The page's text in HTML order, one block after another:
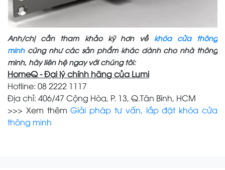
Anh/chị cần tham khảo kỹ hơn về khóa cửa thông
minhcũng như các sản phẩm khác dành cho nhà thông
minh, hãy liên hệ ngay với chúng tôi:
HomeQ - Đại lý chính hãng của Lumi
Hotline: 08 2222 1117
Địa chỉ: 406/47 Cộng Hòa, P. 13, Q.Tân Bình, HCM
>>> Xem thêmGiải pháp tư vấn, lắp đặt khóa cửa
thông minh